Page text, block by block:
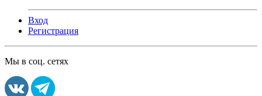
Вход
Регистрация
Мы в соц. сетях